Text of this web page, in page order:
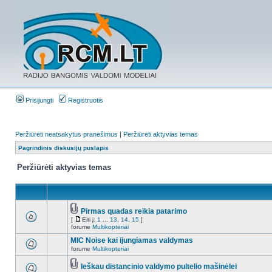
Prisijungti Registruotis
Peržiūrėti neatsakytus pranešimus | Peržiūrėti aktyvias temas
Pagrindinis diskusijų puslapis
Peržiūrėti aktyvias temas
Pirmas quadas reikia patarimo
[ Eiti į: 1 13 14 15 ]
forume Multikopteriai
MIC Noise kai ijungiamas valdymas
forume Multikopteriai
Ieškau distancinio valdymo pultelio mašinėlei